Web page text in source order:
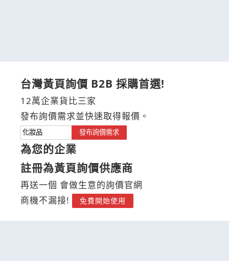
台灣黃頁詢價 B2B 採購首選!
12萬企業貨比三家
發布詢價需求並快速取得報價。
發布詢價需求
為您的企業
註冊為黃頁詢價供應商
再送一個 會做生意的詢價官網
商機不漏接!
免費開始使用